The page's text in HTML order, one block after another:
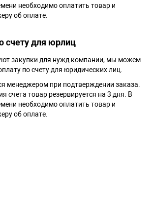
необходимо оплатить товар и
об оплате.
счету для юрлиц
закупки для нужд компании, мы можем
по счету для юридических лиц.
менеджером при подтверждении заказа.
счета товар резервируется на 3 дня. В
необходимо оплатить товар и
об оплате.